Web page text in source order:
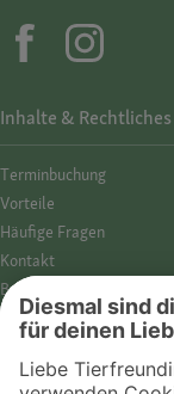
Inhalte & Rechtliches
Termin­buchung
Vorteile
Häufige Fragen
Kontakt
Barrierefreiheit
Impressum
Datenschutz­hinweise
Cookies